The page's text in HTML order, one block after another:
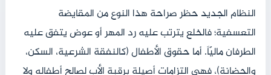
النظام الجديد حظر صراحة هذا النوع من المقايضة
التعسفية؛ فالخلع يترتب عليه رد المهر أو عوض يتفق عليه
الطرفان ماليّاً. أما حقوق الأطفال (كالنفقة الشرعية، السكن،
والحضانة)، فهي التزامات أصيلة برقبة الأب لصالح أطفاله ولا